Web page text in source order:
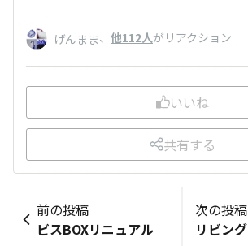
げんまま、 他112人がリアクション
いいね
共有する
前の投稿
ビスBOXリニュアル
次の投稿